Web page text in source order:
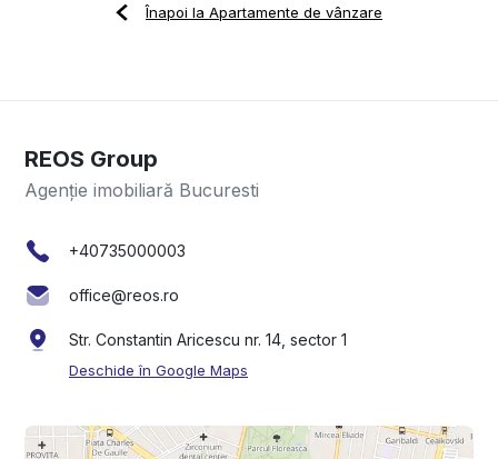
Înapoi la Apartamente de vânzare
REOS Group
Agenție imobiliară Bucuresti
+40735000003
office@reos.ro
Str. Constantin Aricescu nr. 14, sector 1
Deschide în Google Maps